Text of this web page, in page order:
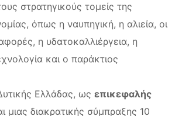
στρατηγικούς τομείς της
όπως η ναυπηγική, η αλιεία, οι
η υδατοκαλλιέργεια, η
και ο παράκτιος
Ελλάδας, ωςεπικεφαλής
μιας διακρατικής σύμπραξης 10